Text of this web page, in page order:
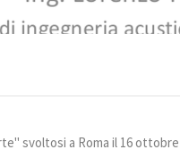
svoltosi a Roma il 16